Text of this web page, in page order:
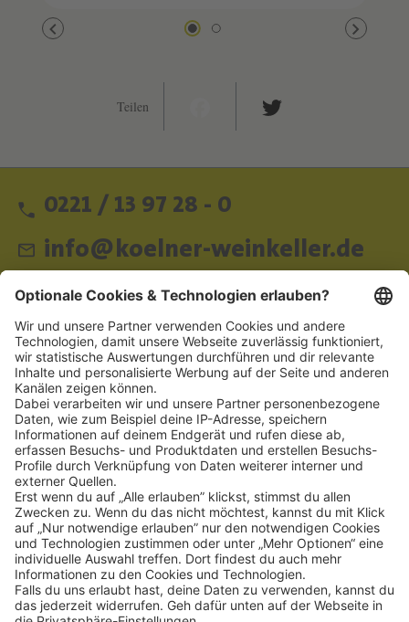
Teilen
0221 / 13 97 28 - 0
info@koelner-weinkeller.de
Schnellzugriff
ZAHLUNGSMETHODEN
SOCIAL
NEWSLETTER
BESUCHEN SIE UNS
Alle Preise inkl. gesetzl. Mehrwertsteuer zzgl. Versandkosten und ggf.
Nachnahmegebühren, wenn nicht anders angegeben.